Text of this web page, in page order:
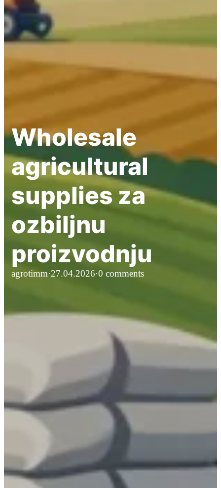
Wholesale
agricultural
supplies za
ozbiljnu
proizvodnju
agrotimm·27.04.2026·0 comments